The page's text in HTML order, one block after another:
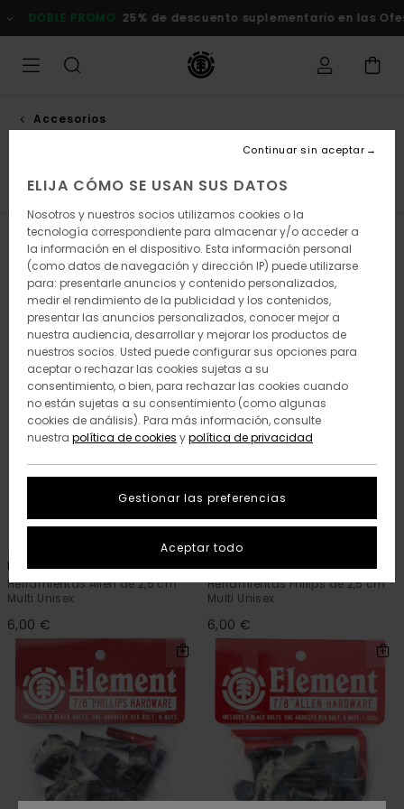
a
la
productos
DOBLE PROMO 25% de descuento suplementario en las
Accesorios
Piezas Metálicas Ejes Ruedas
Filtrar y Ordenar Resultados
Saltar
búsqueda
Element
Herramientas Allen de 2,5 cm
Multi Unisex
6,00 €
Element
Herramientas Philips de 2,5 cm
Multi Unisex
6,00 €
ELIJA CÓMO SE USAN SUS DATOS
Nosotros y nuestros socios utilizamos cookies o la
tecnología correspondiente para almacenar y/o acceder a
la información en el dispositivo. Esta información personal
(como datos de navegación y dirección IP) puede utilizarse
para: presentarle anuncios y contenido personalizados,
medir el rendimiento de la publicidad y los contenidos,
presentar las anuncios personalizados, conocer mejor a
nuestra audiencia, desarrollar y mejorar los productos de
nuestros socios. Usted puede configurar sus opciones para
aceptar o rechazar las cookies sujetas a su
consentimiento, o bien, para rechazar las cookies cuando
no están sujetas a su consentimiento (como algunas
cookies de análisis). Para más información, consulte
nuestra política de cookies ypolítica de privacidad
Gestionar las preferencias
Continuar sin aceptar
Aceptar todo